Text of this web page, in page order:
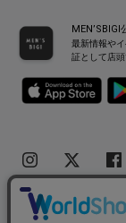
MEN’SBIGI
最新情報や
証として店
Copyright(C) Bigi